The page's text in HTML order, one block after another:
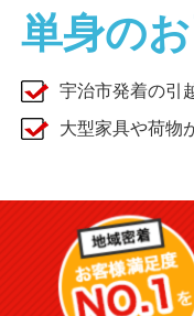
単身の
宇治市発着の引
大型家具や荷物